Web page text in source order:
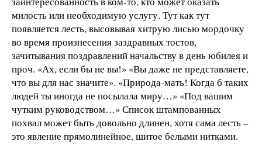
милость или необходимую услугу. Тут как тут
появляется лесть, высовывая хитрую лисью мордочку
во время произнесения заздравных тостов,
зачитывания поздравлений начальству в день юбилея и
проч. «Ах, если бы не вы!» «Вы даже не представляете,
что вы для нас значите». «Природа-мать! Когда б таких
людей ты иногда не посылала миру…» «Под вашим
чутким руководством…» Список штампованных
похвал может быть довольно длинен, хотя сама лесть –
это явление прямолинейное, шитое белыми нитками.